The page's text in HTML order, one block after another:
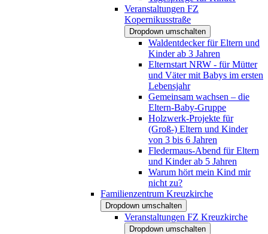
Veranstaltungen FZ
Kopernikusstraße
Dropdown umschalten
Waldentdecker für Eltern und
Kinder ab 3 Jahren
Elternstart NRW - für Mütter
und Väter mit Babys im ersten
Lebensjahr
Gemeinsam wachsen – die
Eltern-Baby-Gruppe
Holzwerk-Projekte für
(Groß-) Eltern und Kinder
von 3 bis 6 Jahren
Fledermaus-Abend für Eltern
und Kinder ab 5 Jahren
Warum hört mein Kind mir
nicht zu?
Familienzentrum Kreuzkirche
Dropdown umschalten
Veranstaltungen FZ Kreuzkirche
Dropdown umschalten